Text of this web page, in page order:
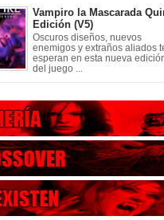
Vampiro la Mascarada
Edición (V5)
Oscuros diseños, nuevos
enemigos y extraños aliados
esperan en esta nueva
del juego ...